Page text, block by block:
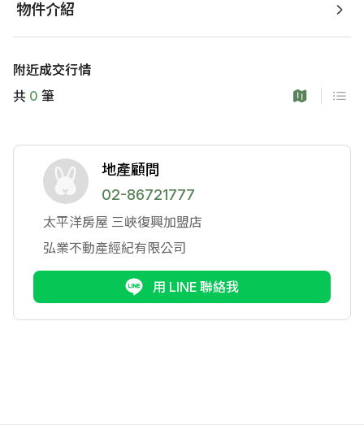
物件介紹
附近成交行情
共 0 筆
地產顧問
02-86721777
太平洋房屋 三峽復興加盟店
弘業不動產經紀有限公司
用 LINE 聯絡我